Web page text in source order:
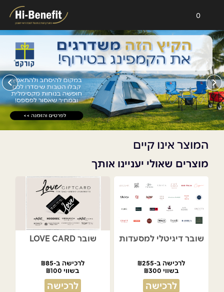
0
המוצר אינו קיים
מוצרים שאולי יעניינו אותך
שובר דיגיטלי למסעדות
לרכישה ב-₪255
בשווי ₪300
לרכישה
שובר LOVE CARD
לרכישה ב-₪85
בשווי ₪100
לרכישה